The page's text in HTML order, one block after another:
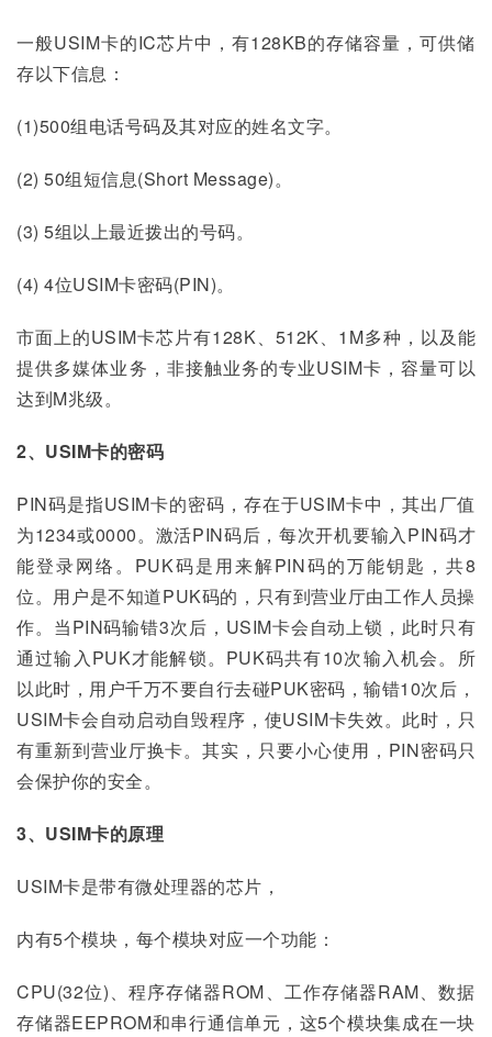
一般USIM卡的IC芯片中，有128KB的存储容量，可供储
存以下信息：
(1)500组电话号码及其对应的姓名文字。
(2) 50组短信息(Short Message)。
(3) 5组以上最近拨出的号码。
(4) 4位USIM卡密码(PIN)。
市面上的USIM卡芯片有128K、512K、1M多种，以及能
提供多媒体业务，非接触业务的专业USIM卡，容量可以
达到M兆级。
2、USIM卡的密码
PIN码是指USIM卡的密码，存在于USIM卡中，其出厂值
为1234或0000。激活PIN码后，每次开机要输入PIN码才
能登录网络。PUK码是用来解PIN码的万能钥匙，共8
位。用户是不知道PUK码的，只有到营业厅由工作人员操
作。当PIN码输错3次后，USIM卡会自动上锁，此时只有
通过输入PUK才能解锁。PUK码共有10次输入机会。所
以此时，用户千万不要自行去碰PUK密码，输错10次后，
USIM卡会自动启动自毁程序，使USIM卡失效。此时，只
有重新到营业厅换卡。其实，只要小心使用，PIN密码只
会保护你的安全。
3、USIM卡的原理
USIM卡是带有微处理器的芯片，
内有5个模块，每个模块对应一个功能：
CPU(32位)、程序存储器ROM、工作存储器RAM、数据
存储器EEPROM和串行通信单元，这5个模块集成在一块